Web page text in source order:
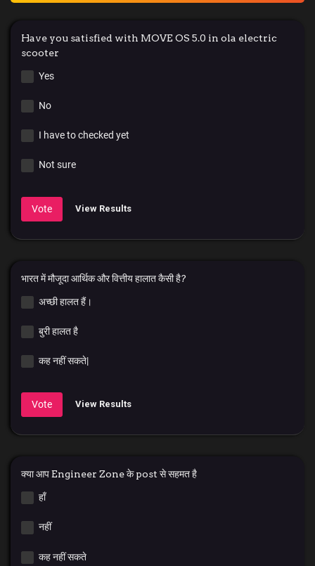
Have you satisfied with MOVE OS 5.0 in ola electric
scooter
Yes
No
I have to checked yet
Not sure
Vote View Results
भारत में मौजूदा आर्थिक और वित्तीय हालात कैसी है?
अच्छी हालत हैं।
बुरी हालत है
कह नहीं सकते|
Vote View Results
क्या आप Engineer Zone के post से सहमत है
हाँ
नहीं
कह नहीं सकते